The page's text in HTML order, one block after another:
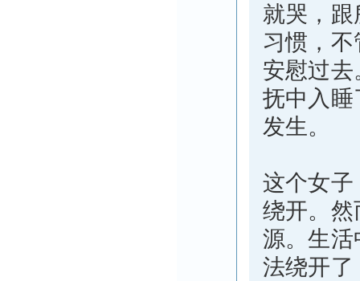
就哭，
习惯，
安慰过
抚中入
发生。
这个女
绕开。
源。生
法绕开